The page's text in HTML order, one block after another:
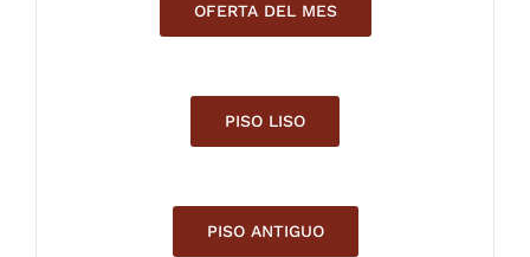
OFERTA DEL MES
PISO LISO
PISO ANTIGUO